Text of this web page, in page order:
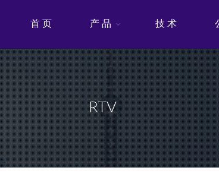
首 页 产 品 技 术
RTV